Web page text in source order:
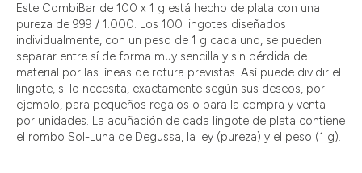
Este CombiBar de 100 x 1 g está hecho de plata con una
pureza de 999 / 1.000. Los 100 lingotes diseñados
individualmente, con un peso de 1 g cada uno, se pueden
separar entre sí de forma muy sencilla y sin pérdida de
material por las líneas de rotura previstas. Así puede dividir el
lingote, si lo necesita, exactamente según sus deseos, por
ejemplo, para pequeños regalos o para la compra y venta
por unidades. La acuñación de cada lingote de plata contiene
el rombo Sol-Luna de Degussa, la ley (pureza) y el peso (1 g).